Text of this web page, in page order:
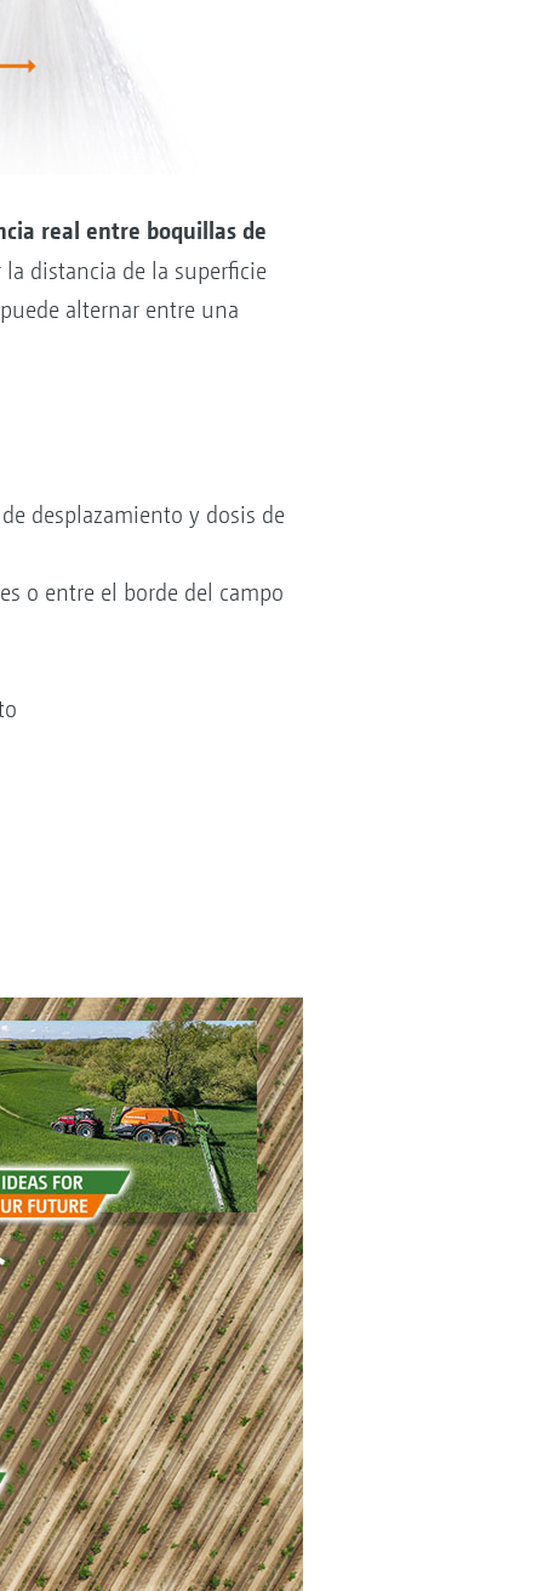
real entre boquillas de
distancia de la superficie
alternar entre una
desplazamiento y dosis de
o entre el borde del campo